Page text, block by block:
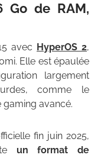
Go de RAM,
avec HyperOS 2,
Elle est épaulée
largement
comme le
avancé.
fin juin 2025,
un format de